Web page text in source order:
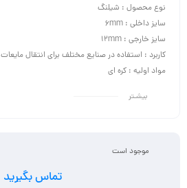
نوع محصول : شیلنگ
سایز داخلی : 6mm
سایز خارجی : 12mm
کاربرد : استفاده در صنایع مختلف برای انتقال مایعات
مواد اولیه : کره ای
بیشـتر
موجود است
تماس بگیرید